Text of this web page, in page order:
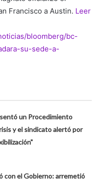
Francisco a Austin. Leer
bloomberg/bc-
su-sede-a-
un Procedimiento
y el sindicato alertó por
con el Gobierno: arremetió